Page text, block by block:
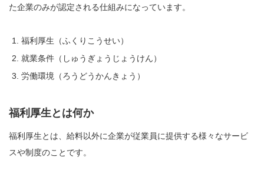
た企業のみが認定される仕組みになっています。
福利厚生（ふくりこうせい）
就業条件（しゅうぎょうじょうけん）
労働環境（ろうどうかんきょう）
福利厚生とは何か
福利厚生とは、給料以外に企業が従業員に提供する様々なサービ
スや制度のことです。